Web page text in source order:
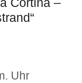
Uhr